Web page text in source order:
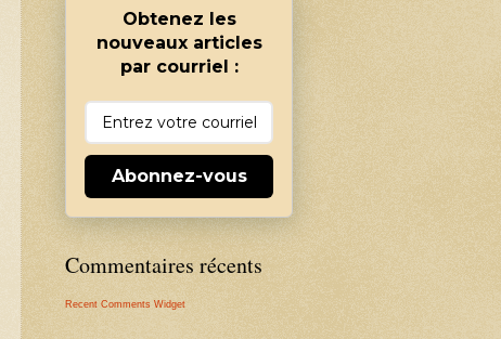
Obtenez les
nouveaux articles
par courriel :
Abonnez-vous
Commentaires récents
Recent Comments Widget